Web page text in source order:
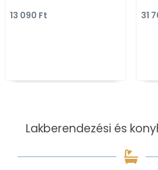
13 090 Ft
31
Lakberendezési és